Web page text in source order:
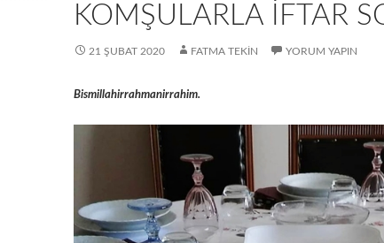
KOMŞULARLA İFTAR
21 ŞUBAT 2020 FATMA TEKIN YORUM YAPIN
Bismillahirrahmanirrahim.